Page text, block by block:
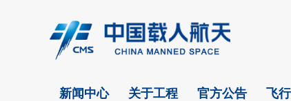
新闻中心 关于工程 官方公告 飞